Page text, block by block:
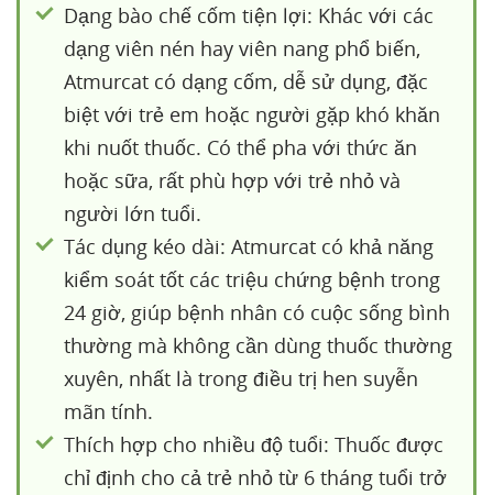
Dạng bào chế cốm tiện lợi: Khác với các
dạng viên nén hay viên nang phổ biến,
Atmurcat có dạng cốm, dễ sử dụng, đặc
biệt với trẻ em hoặc người gặp khó khăn
khi nuốt thuốc. Có thể pha với thức ăn
hoặc sữa, rất phù hợp với trẻ nhỏ và
người lớn tuổi.
Tác dụng kéo dài: Atmurcat có khả năng
kiểm soát tốt các triệu chứng bệnh trong
24 giờ, giúp bệnh nhân có cuộc sống bình
thường mà không cần dùng thuốc thường
xuyên, nhất là trong điều trị hen suyễn
mãn tính.
Thích hợp cho nhiều độ tuổi: Thuốc được
chỉ định cho cả trẻ nhỏ từ 6 tháng tuổi trở